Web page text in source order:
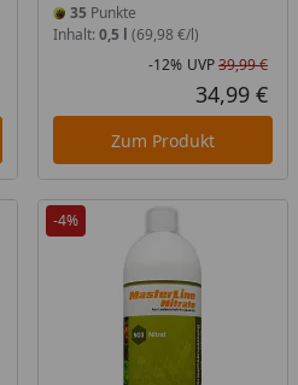
in ProzentPreis
Preis
35 Punkte
Inhalt: 0,5 l (69,98 €/l)
-12% UVP39,99 €
34,99 €
Zum Produkt
-4%